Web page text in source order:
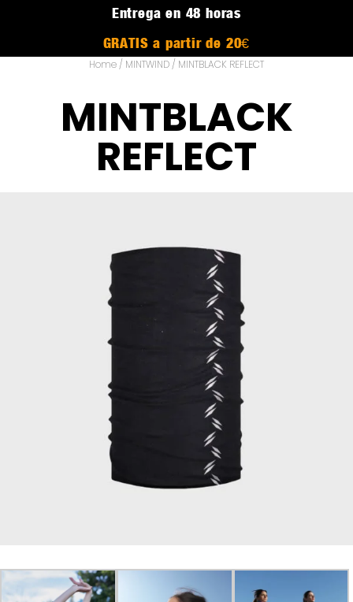
Entrega en 48 horas
GRATIS a partir de 20€
Home / MINTWIND / MINTBLACK REFLECT
MINTBLACK
REFLECT